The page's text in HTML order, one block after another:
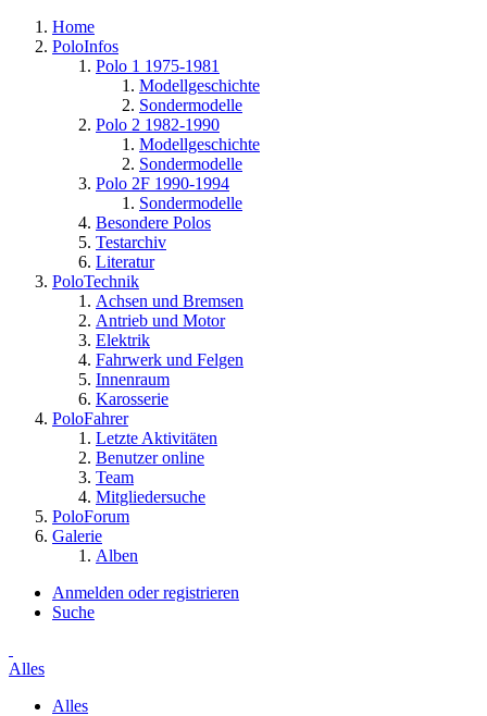
Home
PoloInfos
Polo 1 1975-1981
Modellgeschichte
Sondermodelle
Polo 2 1982-1990
Modellgeschichte
Sondermodelle
Polo 2F 1990-1994
Sondermodelle
Besondere Polos
Testarchiv
Literatur
PoloTechnik
Achsen und Bremsen
Antrieb und Motor
Elektrik
Fahrwerk und Felgen
Innenraum
Karosserie
PoloFahrer
Letzte Aktivitäten
Benutzer online
Team
Mitgliedersuche
PoloForum
Galerie
Alben
Anmelden oder registrieren
Suche
Alles
Alles